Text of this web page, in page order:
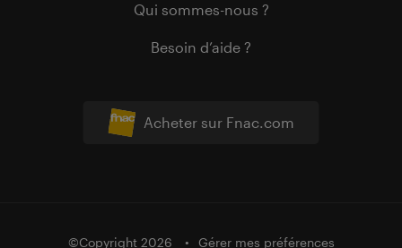
Acheter sur Fnac.com
Qui sommes-nous ?
Besoin d’aide ?
©Copyright 2026 Gérer mes préférences